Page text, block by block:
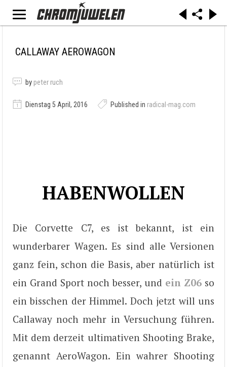
CALLAWAY AEROWAGON
by peter ruch
Dienstag 5 April, 2016 Published in radical-mag.com
HABENWOLLEN
Die Corvette C7, es ist bekannt, ist ein
wunderbarer Wagen. Es sind alle Versionen
ganz fein, schon die Basis, aber natürlich ist
ein Grand Sport noch besser, und ein Z06 so
ein bisschen der Himmel. Doch jetzt will uns
Callaway noch mehr in Versuchung führen.
Mit dem derzeit ultimativen Shooting Brake,
genannt AeroWagon. Ein wahrer Shooting